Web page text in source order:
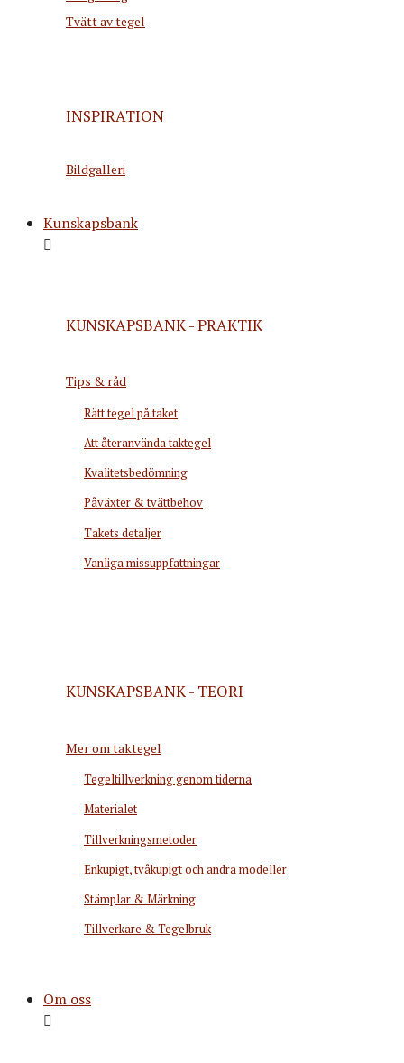
Tvätt av tegel
INSPIRATION
Bildgalleri
Kunskapsbank
KUNSKAPSBANK - PRAKTIK
Tips & råd
Rätt tegel på taket
Att återanvända taktegel
Kvalitetsbedömning
Påväxter & tvättbehov
Takets detaljer
Vanliga missuppfattningar
KUNSKAPSBANK - TEORI
Mer om taktegel
Tegeltillverkning genom tiderna
Materialet
Tillverkningsmetoder
Enkupigt, tvåkupigt och andra modeller
Stämplar & Märkning
Tillverkare & Tegelbruk
Om oss